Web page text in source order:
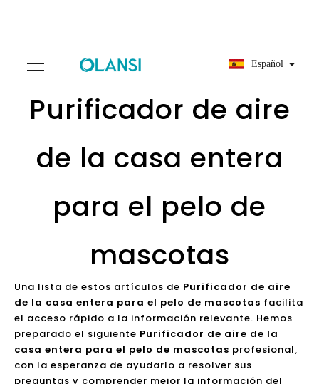
Español
Purificador de aire
de la casa entera
para el pelo de
mascotas
Una lista de estos artículos de Purificador de aire
de la casa entera para el pelo de mascotas facilita
el acceso rápido a la información relevante. Hemos
preparado el siguiente Purificador de aire de la
casa entera para el pelo de mascotas profesional,
con la esperanza de ayudarlo a resolver sus
preguntas y comprender mejor la información del